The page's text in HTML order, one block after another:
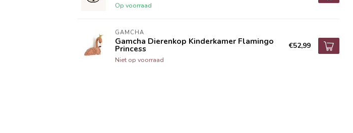
Op voorraad
GAMCHA
Gamcha Dierenkop Kinderkamer Flamingo
Princess
Niet op voorraad
€52,99